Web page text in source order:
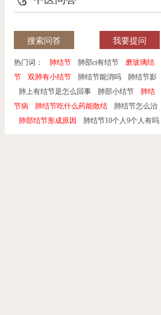
热门词： 肺结节 肺部ct有结节
磨玻璃结
节
双肺有小结节 肺结节能消吗
肺结节影
肺上有结节是怎么回事
肺部小结节
肺结
节病
肺结节吃什么药能散结
肺结节怎么治
肺部结节形成原因
肺结节10个人9个人有吗